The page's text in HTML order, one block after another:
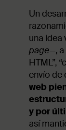
Un
una
page—,
HTML”,
envío de
web
y por
así